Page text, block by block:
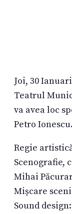
Joi, 30
Teatrul
va avea loc
Petro Ionescu.
Regie
Scenografie,
Mihai
Mișcare
Sound